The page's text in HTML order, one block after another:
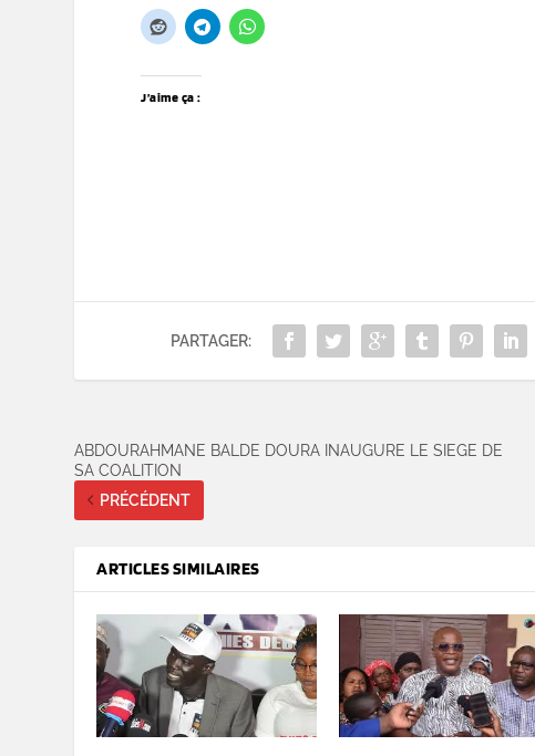
J’aime ça :
PARTAGER:
ABDOURAHMANE BALDE DOURA INAUGURE LE SIEGE DE
SA COALITION
PRÉCÉDENT
ARTICLES SIMILAIRES